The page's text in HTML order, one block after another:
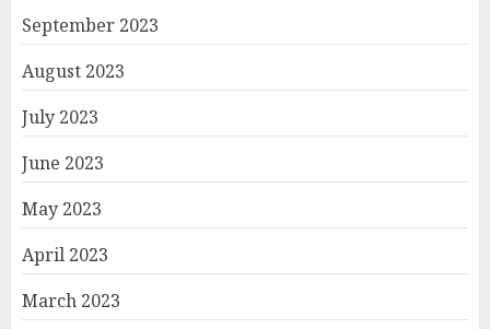
September 2023
August 2023
July 2023
June 2023
May 2023
April 2023
March 2023